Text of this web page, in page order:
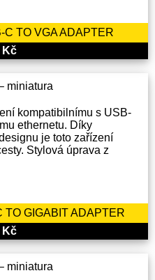
TO VGA ADAPTER
Kč
kompatibilnímu s USB-
ethernetu. Díky
je toto zařízení
Stylová úprava z
TO GIGABIT ADAPTER
Kč